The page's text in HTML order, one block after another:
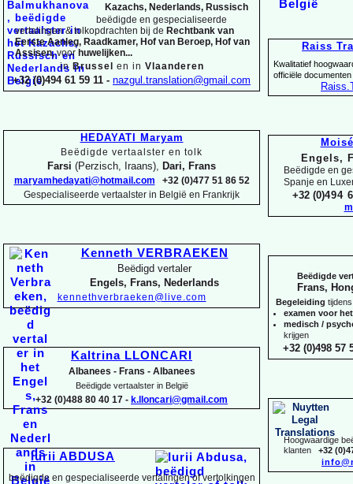
Raiss
Kwalitatief
officiële
Raiss
Engels,
Beëdigde en
Spanje en
+32 (0)494
Beëdigde
Frans,
Begeleiding
examen voor
medisch /
krijgen
+32 (0)498 57
Hoogwaardige
klanten +32
Kazachs, Nederlands, Russisch
beëdigde en gespecialiseerde
vertalingen &tolkopdrachten bij de Rechtbank van
Eerste Aanleg, Raadkamer, Hof van Beroep, Hof van
Assisen,voor huwelijken...
in Brussel en in Vlaanderen
+32 (0)494 61 59 11 - nazgul.translation@gmail.com
HEDAYATI Maryam
Beëdigde vertaalster en tolk
Farsi (Perzisch, Iraans), Dari, Frans
maryamhedayati@hotmail.com
+32 (0)477 51 86 52
Gespecialiseerde vertaalster in België en Frankrijk
Kenneth VERBRAEKEN
Beëdigd vertaler
Engels, Frans, Nederlands
kennethverbraeken@live.com
Kaltrina LLONCARI
Albanees -Frans -Albanees
Beëdigde vertaalster in België
+32 (0)488 80 40 17 - k.lloncari@gmail.com
Iurii ABDUSA
beëdigde en gespecialiseerde vertalingen of vertolkingen